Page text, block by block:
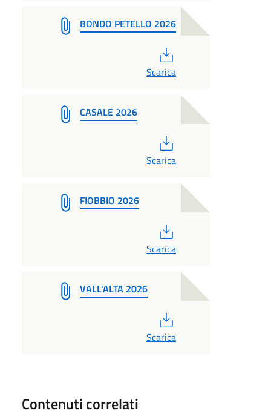
BONDO PETELLO 2026
Scarica
CASALE 2026
Scarica
FIOBBIO 2026
Scarica
VALL'ALTA 2026
Scarica
Contenuti correlati